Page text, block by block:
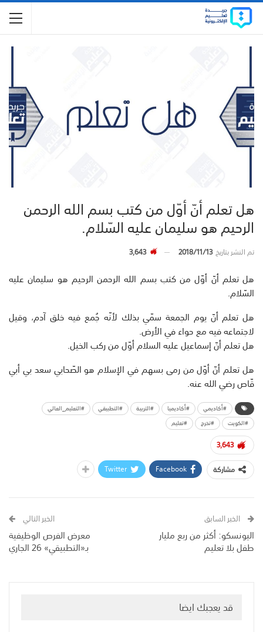
هل تعلم أنّ أوّل من كتب بسم الله الرحمن
الرحيم هو سليمان عليه السّلام.
تم النشر بتاريخ2018/11/13
3,643
هل تعلم أنّ أوّل من كتب بسم الله الرحمن الرحيم هو سليمان عليه
السّلام.
هل تعلم أنّ يوم الجمعة سمّي بذلك لأنّه جُمع فيه خلق آدم، وقيل
لاجتماعه فيه مع حواء في الأرض.
هل تعلم أنّ إسماعيل عليه السلام أوّل من ركب الخيل.
هل تعلم أنّ أوّل من رمى بسهم في الإسلام هو الصّحابي سعد بي أبي
قّاص رضي الله عنه.
#أكاديمي #أكاديميا #التربية #التطبيقي
#التعليم_العالي
#الكويت
#تخرج #تعليم
3,643
مشاركة
Facebook
Twitter
الخبر السابق
اليونسكو: أكثر من ربع مليار
طفل بلا تعليم
الخبر التالي
معرض الفرص الوظيفية
بـ«التطبيقي» 26 الجاري
قد يعجبك ايضا